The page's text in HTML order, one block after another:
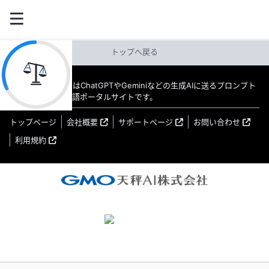
トップへ戻る
教えてAI byGMO はChatGPTやGeminiなどの生成AIに送るプロンプト
（指示文）の日本語ポータルサイトです。
トップページ 会社概要 サポートページ
お問い合わせ
利用規約